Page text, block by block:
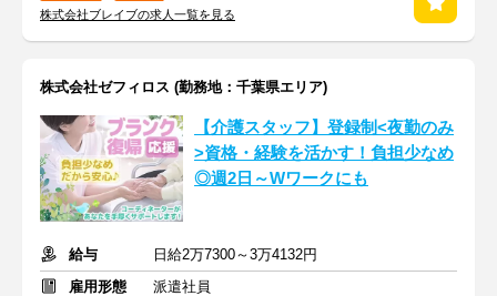
株式会社ブレイブの求人一覧を見る
株式会社ゼフィロス (勤務地：千葉県エリア)
【介護スタッフ】登録制<夜勤のみ
>資格・経験を活かす！負担少なめ
◎週2日～Wワークにも
給与
日給2万7300～3万4132円
雇用形態
派遣社員